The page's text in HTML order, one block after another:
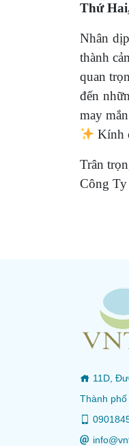
Thứ
Nhân
thành
quan
đến
may
Kính
Trân
Công
11D,
Thành